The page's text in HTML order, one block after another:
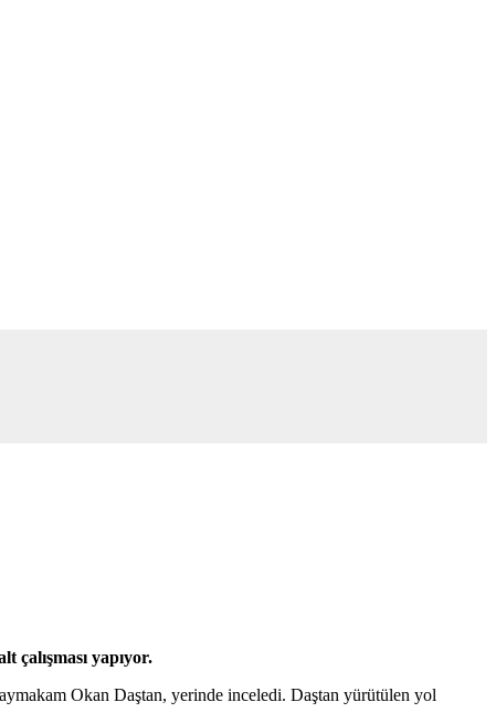
çalışması yapıyor.
Okan Daştan, yerinde inceledi. Daştan yürütülen yol